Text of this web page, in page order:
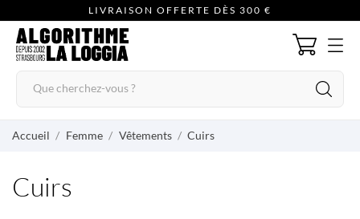
LIVRAISON OFFERTE DÈS 300 €
Accueil Femme Vêtements Cuirs
Cuirs